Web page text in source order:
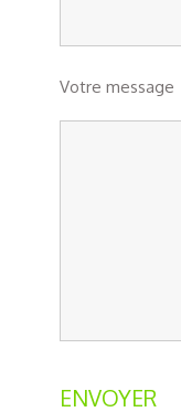
Votre message